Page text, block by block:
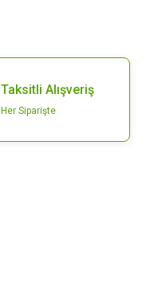
Taksitli Alışveriş
Her Siparişte